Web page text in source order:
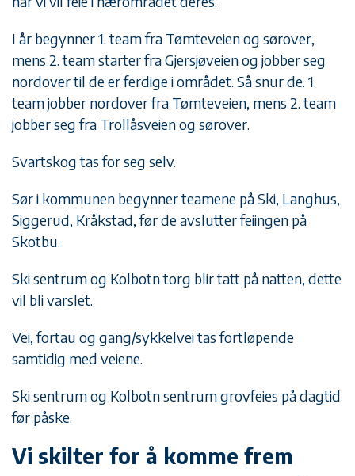
I år begynner 1. team fra Tømteveien og sørover,
mens 2. team starter fra Gjersjøveien og jobber seg
nordover til de er ferdige i området. Så snur de. 1.
team jobber nordover fra Tømteveien, mens 2. team
jobber seg fra Trollåsveien og sørover.
Svartskog tas for seg selv.
Sør i kommunen begynner teamene på Ski, Langhus,
Siggerud, Kråkstad, før de avslutter feiingen på
Skotbu.
Ski sentrum og Kolbotn torg blir tatt på natten, dette
vil bli varslet.
Vei, fortau og gang/sykkelvei tas fortløpende
samtidig med veiene.
Ski sentrum og Kolbotn sentrum grovfeies på dagtid
før påske.
Vi skilter for å komme frem